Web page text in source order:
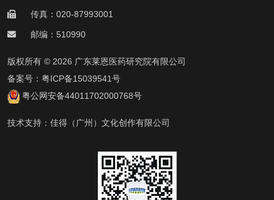
传真：020-87993001
邮编：510990
版权所有 © 2026 广东莱恩医药研究院有限公司
备案号： 粤ICP备15039541号
粤公网安备44011702000768号
技术支持： 佳得（广州）文化创作有限公司